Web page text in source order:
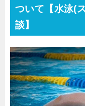
ついて【水泳(
談】